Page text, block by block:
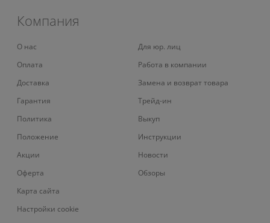
Компания
О нас
Оплата
Доставка
Гарантия
Политика
Положение
Акции
Оферта
Карта сайта
Настройки cookie
Для юр. лиц
Работа в компании
Замена и возврат товара
Трейд-ин
Выкуп
Инструкции
Новости
Обзоры